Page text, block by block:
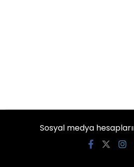
Sosyal medya